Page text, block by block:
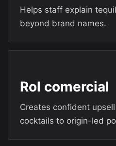
Helps staff explain
beyond brand names.
Rol comercial
Creates confident
cocktails to origin-led